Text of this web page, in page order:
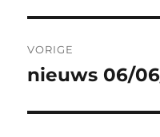
navigatie
VORIGE
Vorig
nieuws 06/